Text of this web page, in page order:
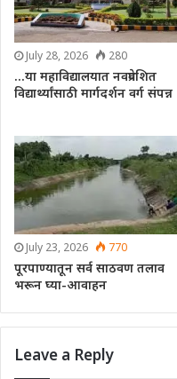
July 28, 2026 280
…या महाविद्यालयात नवप्रवेशित
विद्यार्थ्यांसाठी मार्गदर्शन वर्ग संपन्न
July 23, 2026 770
पूरपाण्यातून सर्व साठवण तलाव
भरून घ्या-आवाहन
Leave a Reply